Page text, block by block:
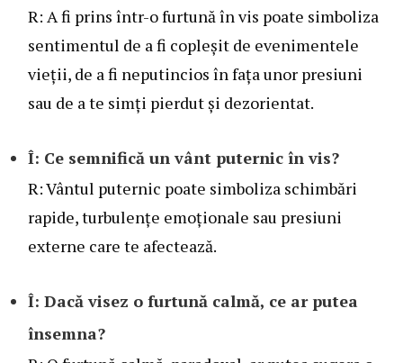
R: A fi prins într-o furtună în vis poate simboliza
sentimentul de a fi copleșit de evenimentele
vieții, de a fi neputincios în fața unor presiuni
sau de a te simți pierdut și dezorientat.
Î: Ce semnifică un vânt puternic în vis?
R: Vântul puternic poate simboliza schimbări
rapide, turbulențe emoționale sau presiuni
externe care te afectează.
Î: Dacă visez o furtună calmă, ce ar putea
însemna?